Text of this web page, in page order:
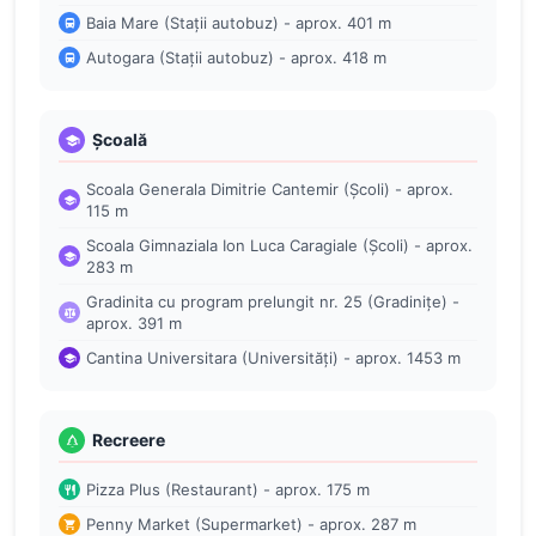
Baia Mare (Stații autobuz) - aprox. 401 m
Autogara (Stații autobuz) - aprox. 418 m
Școală
Scoala Generala Dimitrie Cantemir (Școli) - aprox.
115 m
Scoala Gimnaziala Ion Luca Caragiale (Școli) - aprox.
283 m
Gradinita cu program prelungit nr. 25 (Gradinițe) -
aprox. 391 m
Cantina Universitara (Universități) - aprox. 1453 m
Recreere
Pizza Plus (Restaurant) - aprox. 175 m
Penny Market (Supermarket) - aprox. 287 m